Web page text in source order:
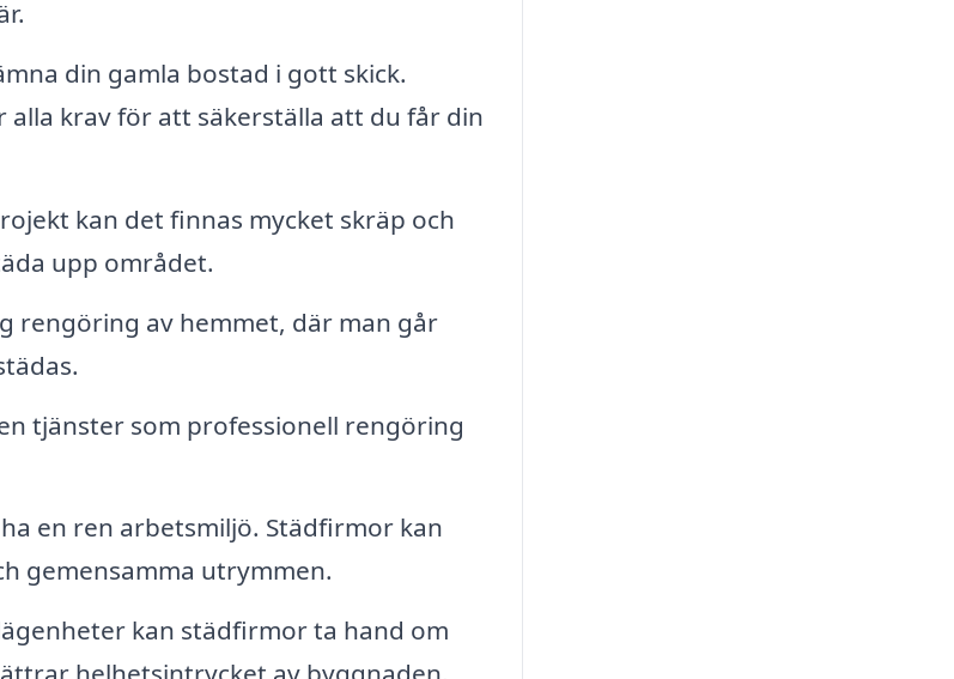
din gamla bostad i gott skick.
krav för att säkerställa att du får din
kan det finnas mycket skräp och
upp området.
rengöring av hemmet, där man går
tjänster som professionell rengöring
en ren arbetsmiljö. Städfirmor kan
gemensamma utrymmen.
kan städfirmor ta hand om